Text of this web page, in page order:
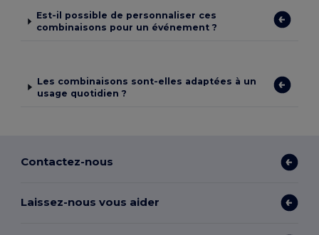
Est-il possible de personnaliser ces
combinaisons pour un événement ?
Les combinaisons sont-elles adaptées à un
usage quotidien ?
Contactez-nous
Laissez-nous vous aider